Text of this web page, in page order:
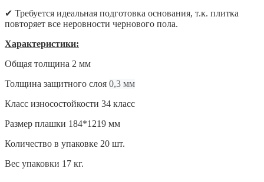
✔ Требуется идеальная подготовка основания, т.к. плитка
повторяет все неровности чернового пола.
Характеристики:
Общая толщина 2 мм
Толщина защитного слоя 0,3 мм
Класс износостойкости 34 класс
Размер плашки 184*1219 мм
Количество в упаковке 20 шт.
Вес упаковки 17 кг.